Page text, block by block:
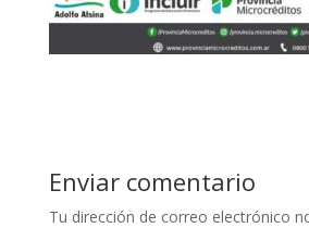
Enviar comentario
Tu dirección de correo electrónico